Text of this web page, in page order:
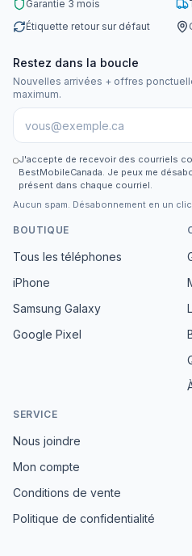
Garantie 3 mois
Étiquette retour sur défaut
Restez dans la boucle
Nouvelles arrivées + offres
maximum.
J'accepte de recevoir des courriels
BestMobileCanada. Je peux me
présent dans chaque courriel.
Aucun spam. Désabonnement en un
BOUTIQUE
Tous les téléphones
iPhone
Samsung Galaxy
Google Pixel
SERVICE
Nous joindre
Mon compte
Conditions de vente
Politique de confidentialité